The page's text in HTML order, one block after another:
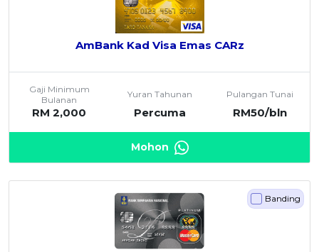
AmBank Kad Visa Emas CARz
Gaji Minimum
Bulanan
RM 2,000
Yuran Tahunan
Percuma
Pulangan Tunai
RM50/bln
Mohon
Banding